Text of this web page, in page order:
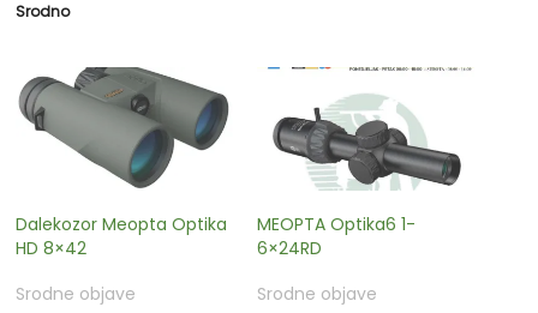
Srodno
Dalekozor Meopta Optika
HD 8×42
Srodne objave
MEOPTA Optika6 1-
6×24RD
Srodne objave